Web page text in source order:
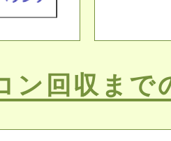
ン回収まで